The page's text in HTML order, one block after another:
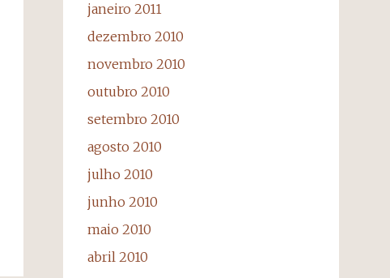
janeiro 2011
dezembro 2010
novembro 2010
outubro 2010
setembro 2010
agosto 2010
julho 2010
junho 2010
maio 2010
abril 2010